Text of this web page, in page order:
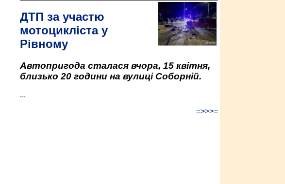
ДТП за участю
мотоцикліста у
Рівному
Автопригода сталася вчора, 15 квітня,
близько 20 години на вулиці Соборній.
...
=>>>=